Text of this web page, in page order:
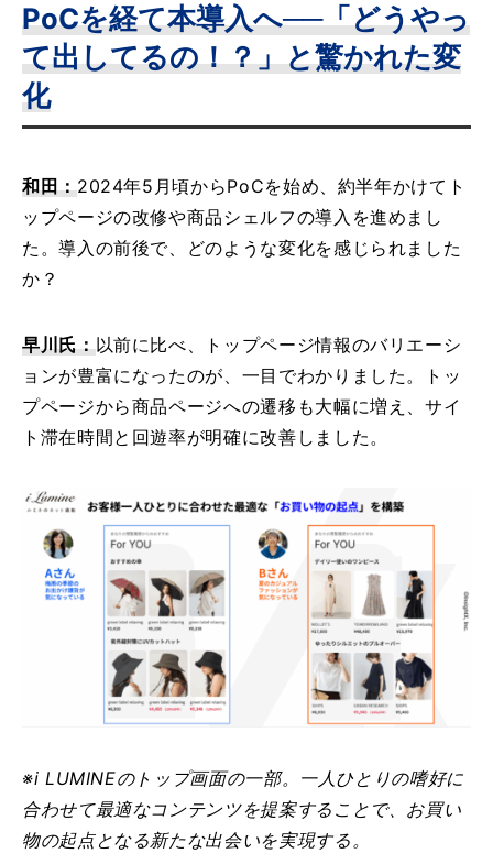
PoCを経て本導入へ──「どうやっ
て出してるの！？」と驚かれた変
化
和田：2024年5月頃からPoCを始め、約半年かけてト
ップページの改修や商品シェルフの導入を進めまし
た。導入の前後で、どのような変化を感じられました
か？
早川氏：以前に比べ、トップページ情報のバリエーシ
ョンが豊富になったのが、一目でわかりました。トッ
プページから商品ページへの遷移も大幅に増え、サイ
ト滞在時間と回遊率が明確に改善しました。
※i LUMINEのトップ画面の一部。一人ひとりの嗜好に
合わせて最適なコンテンツを提案することで、お買い
物の起点となる新たな出会いを実現する。